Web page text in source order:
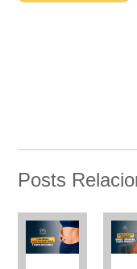
Posts